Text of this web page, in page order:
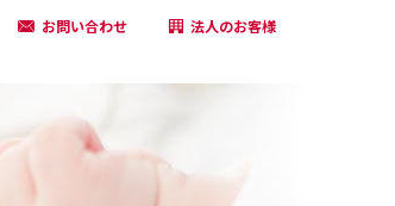
お問い合わせ 法人のお客様